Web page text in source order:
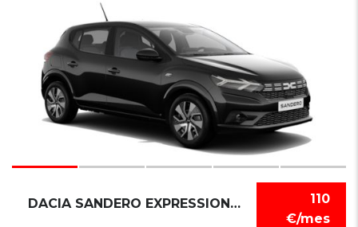
110
€/mes
DACIA SANDERO EXPRESSION TCE